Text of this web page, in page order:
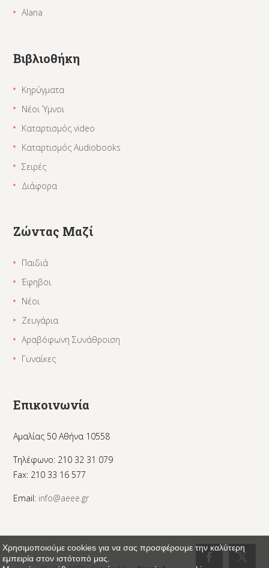
Alana
Βιβλιοθήκη
Κηρύγματα
Νέοι Ύμνοι
Καταρτισμός video
Καταρτισμός Audiobooks
Σειρές
Διάφορα
Ζώντας Μαζί
Παιδιά
Έφηβοι
Νέοι
Ζευγάρια
Αραβόφωνη Συνάθροιση
Γυναίκες
Επικοινωνία
Αμαλίας 50 Αθήνα 10558
Τηλέφωνο: 210 32 31 079
Fax: 210 33 16 577
Email: info@aeee.gr
Χρησιμοποιούμε cookies για να σας προσφέρουμε την καλύτερη
εμπειρία στον ιστότοπό μας.